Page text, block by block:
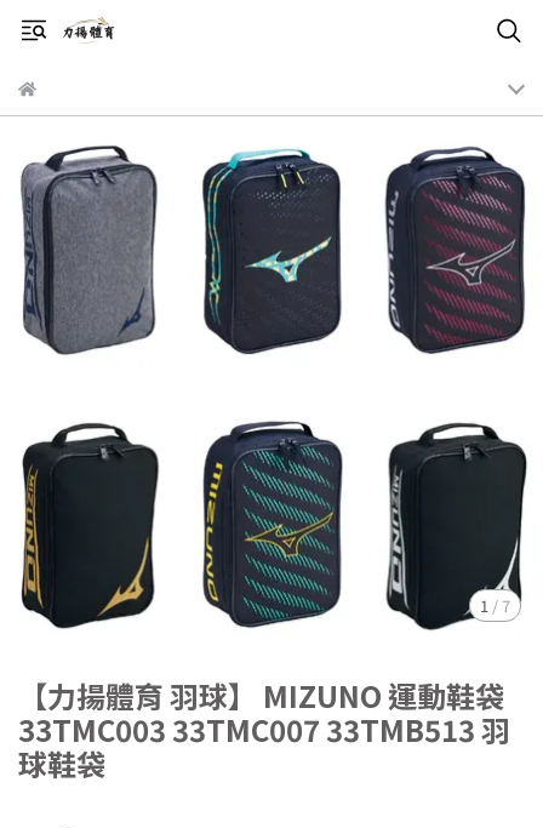
1 /7
【力揚體育 羽球】 MIZUNO 運動鞋袋
33TMC003 33TMC007 33TMB513 羽
球鞋袋